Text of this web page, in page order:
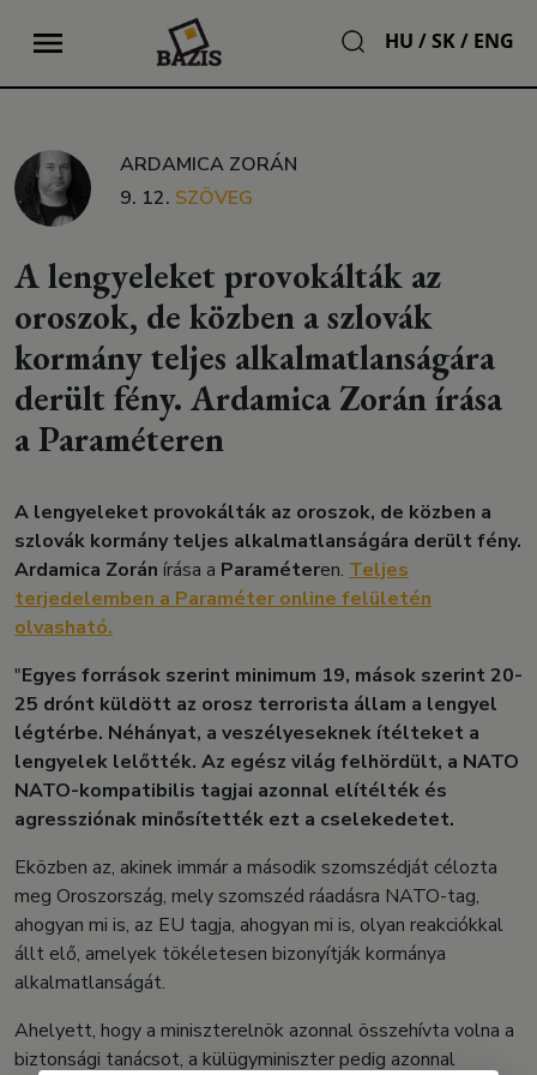
HU /SK/ ENG
ARDAMICA ZORÁN
9. 12. SZÖVEG
A lengyeleket provokálták az
oroszok, de közben a szlovák
kormány teljes alkalmatlanságára
derült fény. Ardamica Zorán írása
a Paraméteren
A lengyeleket provokálták az oroszok, de közben a
szlovák kormány teljes alkalmatlanságára derült fény.
Ardamica Zorán írása a Paraméteren. Teljes
terjedelemben a Paraméter online felületén
olvasható.
"Egyes források szerint minimum 19, mások szerint 20-
25 drónt küldött az orosz terrorista állam a lengyel
légtérbe. Néhányat, a veszélyeseknek ítélteket a
lengyelek lelőtték. Az egész világ felhördült, a NATO
NATO-kompatibilis tagjai azonnal elítélték és
agressziónak minősítették ezt a cselekedetet.
Eközben az, akinek immár a második szomszédját célozta
meg Oroszország, mely szomszéd ráadásra NATO-tag,
ahogyan mi is, az EU tagja, ahogyan mi is, olyan reakciókkal
állt elő, amelyek tökéletesen bizonyítják kormánya
alkalmatlanságát.
Ahelyett, hogy a miniszterelnök azonnal összehívta volna a
biztonsági tanácsot, a külügyminiszter pedig azonnal